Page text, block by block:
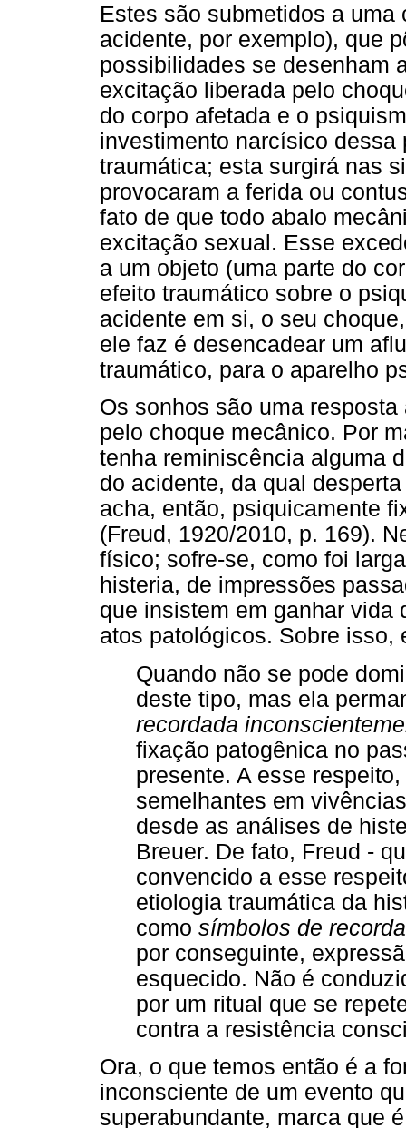
Estes são submetidos a
acidente, por exemplo), que
possibilidades se desenham
excitação liberada pelo
do corpo afetada e o
investimento narcísico dessa
traumática; esta surgirá nas
provocaram a ferida ou
fato de que todo abalo
excitação sexual. Esse
a um objeto (uma parte do
efeito traumático sobre o
acidente em si, o seu
ele faz é desencadear um
traumático, para o aparelho
Os sonhos são uma
pelo choque mecânico. Por
tenha reminiscência alguma
do acidente, da qual
acha, então, psiquicamente
(Freud, 1920/2010, p. 169).
físico; sofre-se, como foi
histeria, de impressões
que insistem em ganhar vida
atos patológicos. Sobre isso,
Quando não se pode
deste tipo, mas ela
recordada
fixação patogênica no
presente. A esse
semelhantes em
desde as análises de
Breuer. De fato, Freud -
convencido a esse
etiologia traumática da
como símbolos de
por conseguinte,
esquecido. Não é
por um ritual que se
contra a resistência
Ora, o que temos então é a
inconsciente de um evento
superabundante, marca que